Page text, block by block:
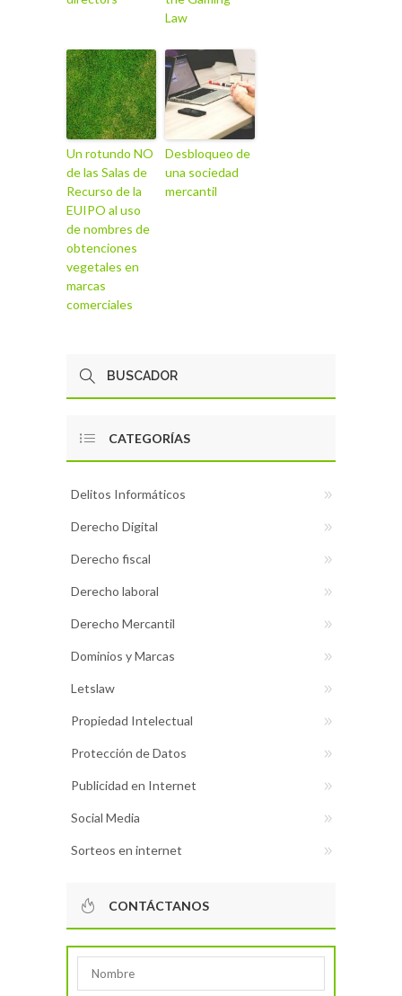
Law
Un rotundo NO
de las Salas de
Recurso de la
EUIPO al uso
de nombres de
obtenciones
vegetales en
marcas
comerciales
Desbloqueo de
una sociedad
mercantil
CATEGORÍAS
Delitos Informáticos
Derecho Digital
Derecho fiscal
Derecho laboral
Derecho Mercantil
Dominios y Marcas
Letslaw
Propiedad Intelectual
Protección de Datos
Publicidad en Internet
Social Media
Sorteos en internet
CONTÁCTANOS